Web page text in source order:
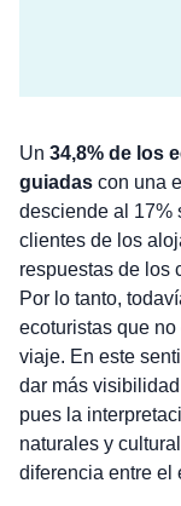
Un 34,8% de los
guiadascon una
desciende al 17%
clientes de los
respuestas de los
Por lo tanto,
ecoturistas que
viaje. En este
dar más
pues la
naturales y
diferencia entre el